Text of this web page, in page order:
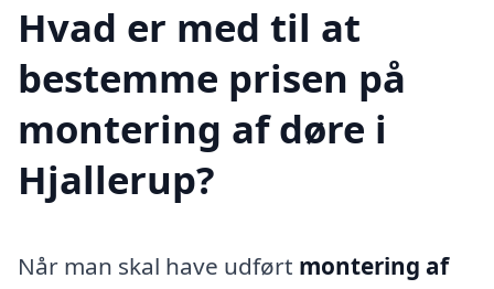
Hvad er med til at
bestemme prisen på
montering af døre i
Hjallerup?
Når man skal have udført montering af